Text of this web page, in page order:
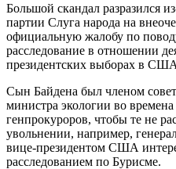
Большой скандал разразился
партии Слуга народа на
официальную жалобу по
расследование в отношении
президентских выборах в
Сын Байдена был членом
министра экологии во
генпрокуроров, чтобы те не
увольнении, например,
вице-президентом США
расследованием по Бурисме.